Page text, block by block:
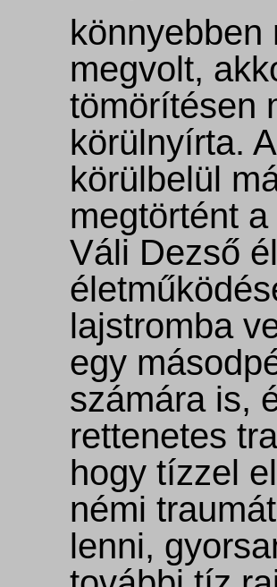
könnyebben
megvolt,
tömörítésen
körülnyírta.
körülbelül
megtörtént
Váli Dezső
lajstromba
egy
számára is,
rettenetes
hogy tízzel
némi
lenni,